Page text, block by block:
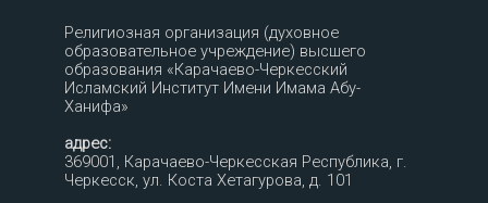
Религиозная организация (духовное
образовательное учреждение) высшего
образования «Карачаево-Черкесский
Исламский Институт Имени Имама Абу-
Ханифа»
адрес:
369001, Карачаево-Черкесская Республика, г.
Черкесск, ул. Коста Хетагурова, д. 101